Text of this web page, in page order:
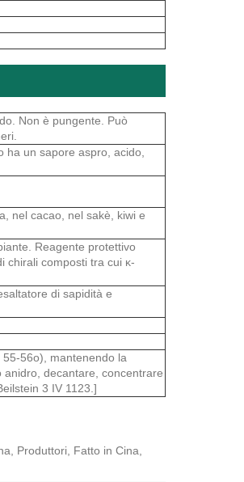
Non è pungente. Può
un sapore aspro, acido,
nel cacao, nel sakè, kiwi e
Reagente protettivo
chirali composti tra cui κ-
di sapidità e
56o), mantenendo la
decantare, concentrare
3 IV 1123.]
Produttori, Fatto in Cina,